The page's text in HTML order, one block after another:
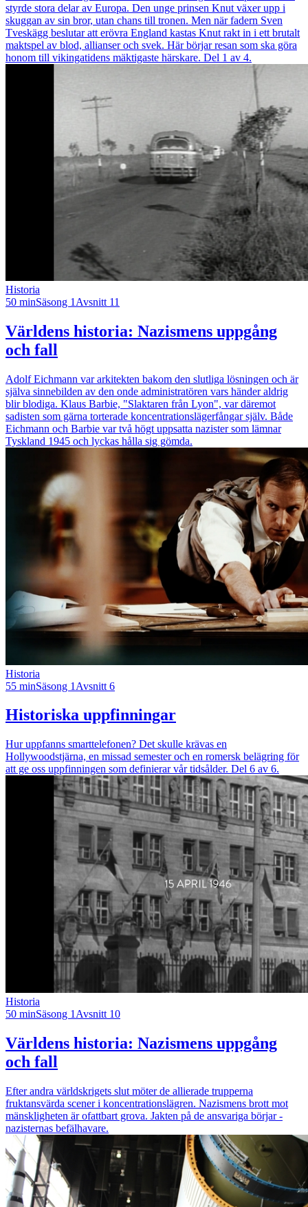
styrde stora delar av Europa. Den unge prinsen Knut växer upp i
skuggan av sin bror, utan chans till tronen. Men när fadern Sven
Tveskägg beslutar att erövra England kastas Knut rakt in i ett brutalt
maktspel av blod, allianser och svek. Här börjar resan som ska göra
honom till vikingatidens mäktigaste härskare. Del 1 av 4.
Historia
50 minSäsong 1 Avsnitt 11
Världens historia: Nazismens uppgång
och fall
Adolf Eichmann var arkitekten bakom den slutliga lösningen och är
själva sinnebilden av den onde administratören vars händer aldrig
blir blodiga. Klaus Barbie, "Slaktaren från Lyon", var däremot
sadisten som gärna torterade koncentrationslägerfångar själv. Både
Eichmann och Barbie var två högt uppsatta nazister som lämnar
Tyskland 1945 och lyckas hålla sig gömda.
Historia
55 minSäsong 1 Avsnitt 6
Historiska uppfinningar
Hur uppfanns smarttelefonen? Det skulle krävas en
Hollywoodstjärna, en missad semester och en romersk belägring för
att ge oss uppfinningen som definierar vår tidsålder. Del 6 av 6.
Historia
50 minSäsong 1 Avsnitt 10
Världens historia: Nazismens uppgång
och fall
Efter andra världskrigets slut möter de allierade trupperna
fruktansvärda scener i koncentrationslägren. Nazismens brott mot
mänskligheten är ofattbart grova. Jakten på de ansvariga börjar -
nazisternas befälhavare.